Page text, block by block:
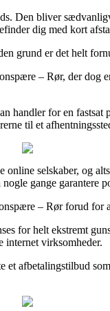
Den bliver
dig med kort
grund er det helt
– Rør, der dog
handler for en
til et
selskaber, og
gange garantere
– Rør forud for
for helt ekstremt
internet virksomheder.
afbetalingstilbud